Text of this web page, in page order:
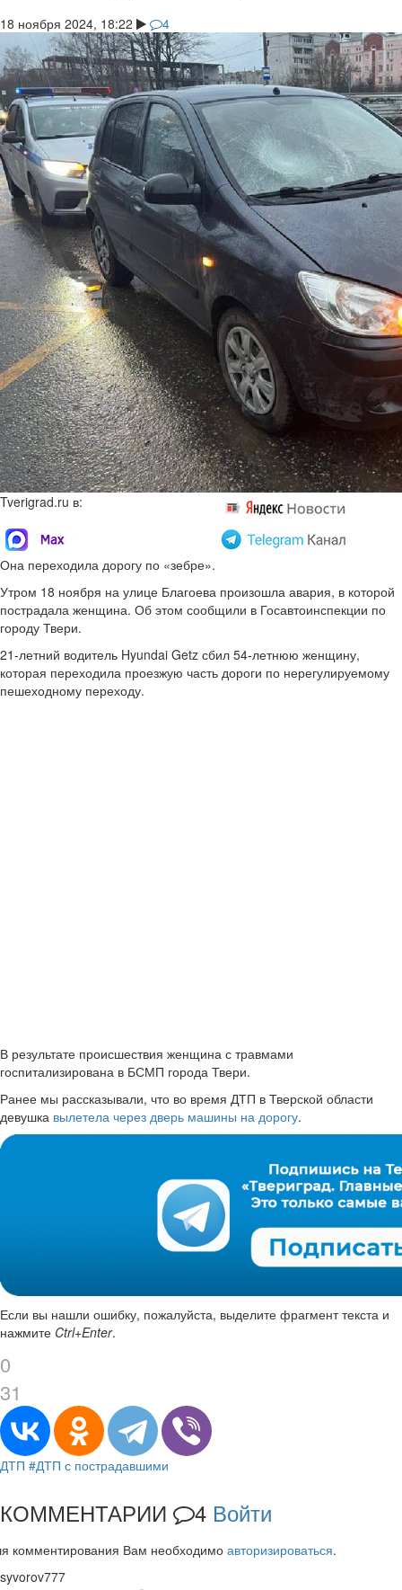
18 ноября 2024, 18:22 4
Tverigrad.ru в:
Она переходила дорогу по «зебре».
Утром 18 ноября на улице Благоева произошла авария, в которой
пострадала женщина. Об этом сообщили в Госавтоинспекции по
городу Твери.
21-летний водитель Hyundai Getz сбил 54-летнюю женщину,
которая переходила проезжую часть дороги по нерегулируемому
пешеходному переходу.
В результате происшествия женщина с травмами
госпитализирована в БСМП города Твери.
Ранее мы рассказывали, что во время ДТП в Тверской области
девушка вылетела через дверь машины на дорогу.
Если вы нашли ошибку, пожалуйста, выделите фрагмент текста и
нажмите Ctrl+Enter.
0
31
ДТП #ДТП с пострадавшими
КОММЕНТАРИИ 4 Войти
комментирования Вам необходимо авторизироваться.
syvorov777